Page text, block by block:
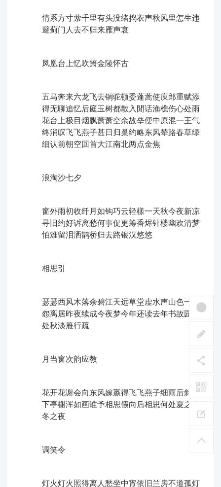
情系方寸萦千里有头没绪捣衣声秋风里怎生违
避蓟门人去不归来雁声哀
凤凰台上忆吹箫ㅤ金陵怀古
五马奔来六龙飞去铜驼顿委蓬蒿使庾郎重赋添
得无聊追忆后庭玉树都散入閒话渔樵伤心处雨
花台上极目烟飘ㅤ萧萧空余故垒便中原混一王气
终消叹飞飞燕子甚日归巢约略东风辇路春草绿
细认前朝空回首大江南北两点金焦
浪淘沙ㅤ七夕
窗外雨初收纤月如钩巧云轻樣一天秋今夜新凉
寻旧约好诉离愁ㅤ何事促更筹香烬针楼幽欢清梦
怕难留泪洒鹊桥归去路银汉悠悠
相思引
瑟瑟西风木落余碧江天远草堂虚水声山色一半
怨离居ㅤ昨夜续成今夜梦今年还读去年书故园何
处秋淡雁行疏
月当窗ㅤ次韵应教
花开花谢会向东风嫁嬴得飞飞燕子细雨后斜阳
下ㅤ亭榭浑如画谁予相思假向后相思何处夏之日
冬之夜
调笑令
灯火灯火照得离人愁坐中宵依旧兰房不道孤灯